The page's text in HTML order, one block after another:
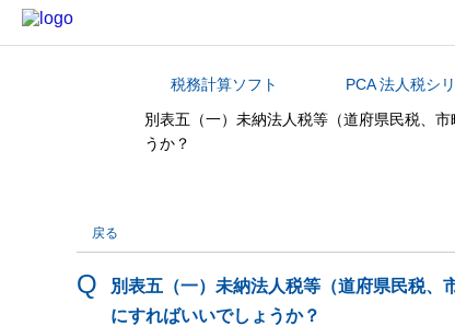
カテゴリから探す税務計算ソフト
PCA 法人税シ
別表五（一）未納法人税等（道府県民税、
うか？
戻る
別表五（一）未納法人税等（道府県民税
にすればいいでしょうか？